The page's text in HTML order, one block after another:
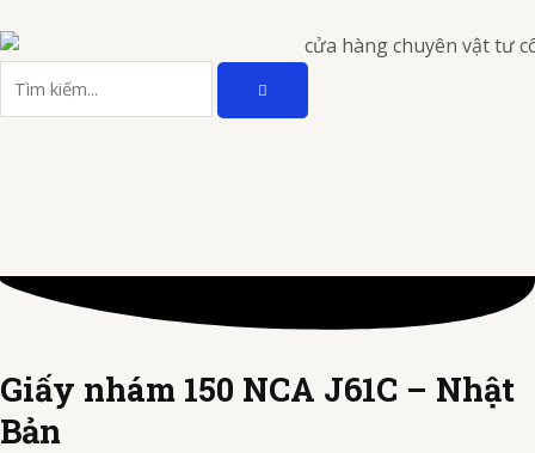
tới
dung
kiếm
TÌM
KIẾM
Giấy nhám 150 NCA J61C – Nhật
Bản